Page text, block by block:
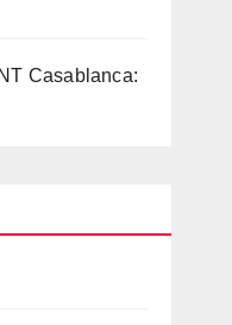
Casablanca: